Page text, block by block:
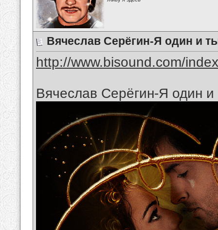
Вячеслав Серёгин-Я один и
http://www.bisound.com/
Вячеслав Серёгин-Я один